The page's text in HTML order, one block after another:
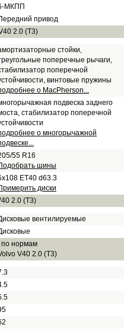
МКПП
привод
2.0 (T3)
стойки,
поперечные рычаги,
поперечной
винтовые пружины
о MacPherson...
подвеска заднего
стабилизатор поперечной
о многорычажной
55 R16
шины
ET40 d63.3
диски
2.0 (T3)
вентилируемые
нормам
V40 2.0 (T3)